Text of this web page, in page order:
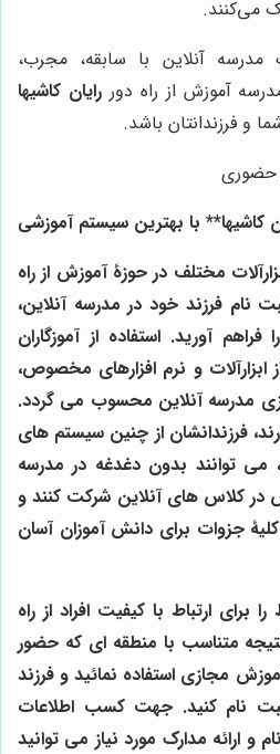
می‌کنند.
مدرسه آنلاین با سابقه، مجرب،
آموزش از راه دوررایان کاشیها
و فرزندانتان باشد.
حضوری
کاشیها** با بهترین سیستم آموزشی
مختلف در حوزۀ آموزش از راه
نام فرزند خود در مدرسه آنلاین،
آورید. استفاده از آموزگاران
و نرم افزارهای مخصوص،
مدرسه آنلاین محسوب می گردد.
فرزندانشان از چنین سیستم های
می توانند بدون دغدغه در مدرسه
در کلاس های آنلاین شرکت کنند و
جزوات برای دانش آموزان آسان
برای ارتباط با کیفیت افراد از راه
متناسب با منطقه ای که حضور
مجازی استفاده نمائید و فرزند
نام کنید. جهت کسب اطلاعات
و ارائه مدارک مورد نیاز می توانید